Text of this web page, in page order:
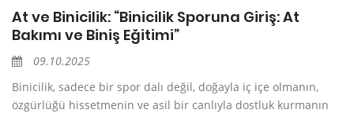
At ve Binicilik: “Binicilik Sporuna Giriş: At
Bakımı ve Biniş Eğitimi”
09.10.2025
Binicilik, sadece bir spor dalı değil, doğayla iç içe olmanın,
özgürlüğü hissetmenin ve asil bir canlıyla dostluk kurmanın